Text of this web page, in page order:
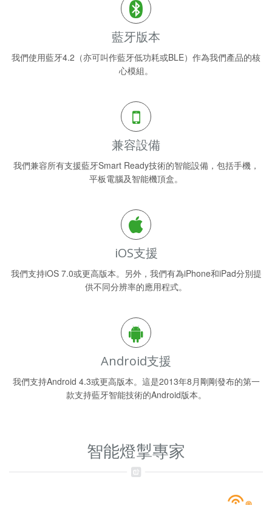
藍牙版本
我們使用藍牙4.2（亦可叫作藍牙低功耗或BLE）作為我們產品的核
心模組。
兼容設備
我們兼容所有支援藍牙Smart Ready技術的智能設備，包括手機，
平板電腦及智能機頂盒。
iOS支援
我們支持iOS 7.0或更高版本。另外，我們有為iPhone和iPad分別提
供不同分辨率的應用程式。
Android支援
我們支持Android 4.3或更高版本。這是2013年8月剛剛發布的第一
款支持藍牙智能技術的Android版本。
智能燈掣專家